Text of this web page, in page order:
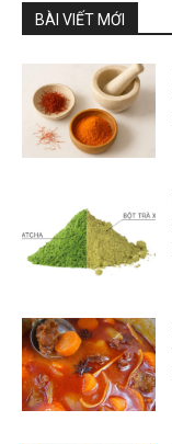
BÀI VIẾT MỚI